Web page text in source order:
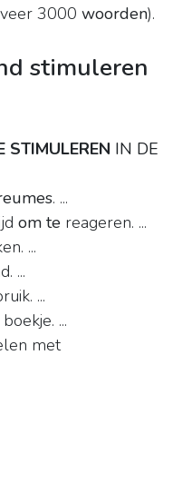
3000 woorden).
stimuleren
STIMULEREN IN DE
. ...
om te reageren. ...
...
...
...
...
met